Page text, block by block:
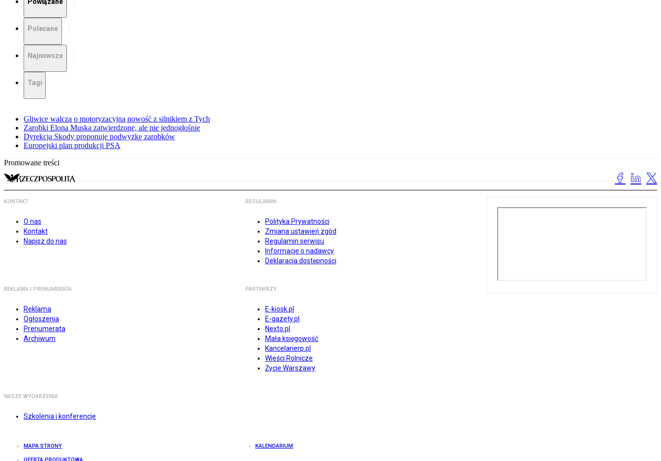
Polecane
Najnowsze
Tagi
Gliwice walczą o motoryzacyjną nowość z silnikiem z Tych
Zarobki Elona Muska zatwierdzone, ale nie jednogłośnie
Dyrekcja Skody proponuje podwyżkę zarobków
Europejski plan produkcji PSA
Promowane treści
KONTAKT
O nas
Kontakt
Napisz do nas
REGULAMIN
Polityka Prywatności
Zmiana ustawień zgód
Regulamin serwisu
Informacje o nadawcy
Deklaracja dostępności
REKLAMA I PRENUMERATA
Reklama
Ogłoszenia
Prenumerata
Archiwum
PARTNERZY
E-kiosk.pl
E-gazety.pl
Nexto.pl
Mała księgowość
Kancelarierp.pl
Wieści Rolnicze
Życie Warszawy
NASZE WYDARZENIA
Szkolenia i konferencje
MAPA STRONY KALENDARIUM